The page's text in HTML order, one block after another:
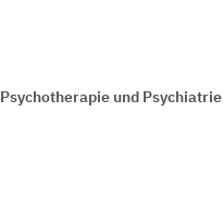
und Psychiatrie